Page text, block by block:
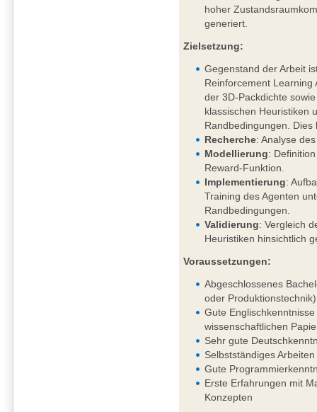
hoher
generiert.
Zielsetzung:
Gegenstand der Arbeit
Reinforcement
der 3D-Packdichte
klassischen Heuristiken
Randbedingungen.
Recherche: Analyse
Modellierung:
Reward-Funktion.
Implementierung:
Training des Agenten
Randbedingungen.
Validierung: Vergleich
Heuristiken hinsichtlich
Voraussetzungen:
Abgeschlossenes
oder Produktionstechnik)
Gute
wissenschaftlichen
Sehr gute
Selbstständiges
Gute
Erste Erfahrungen mit
Konzepten